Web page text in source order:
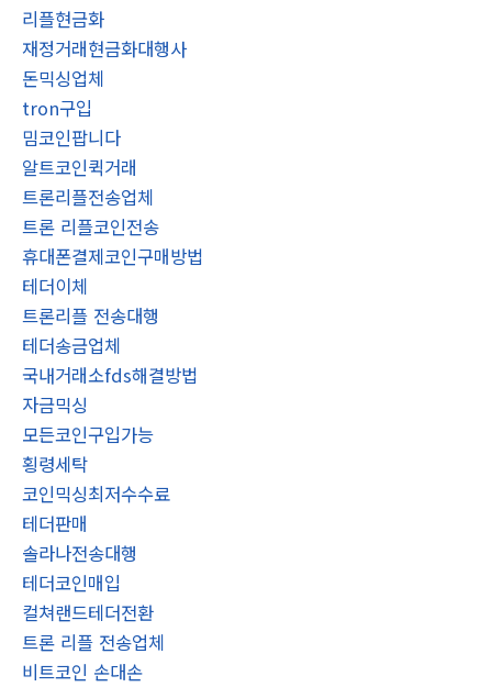
리플현금화
재정거래현금화대행사
돈믹싱업체
tron구입
밈코인팝니다
알트코인퀵거래
트론리플전송업체
트론 리플코인전송
휴대폰결제코인구매방법
테더이체
트론리플 전송대행
테더송금업체
국내거래소fds해결방법
자금믹싱
모든코인구입가능
횡령세탁
코인믹싱최저수수료
테더판매
솔라나전송대행
테더코인매입
컬쳐랜드테더전환
트론 리플 전송업체
비트코인 손대손